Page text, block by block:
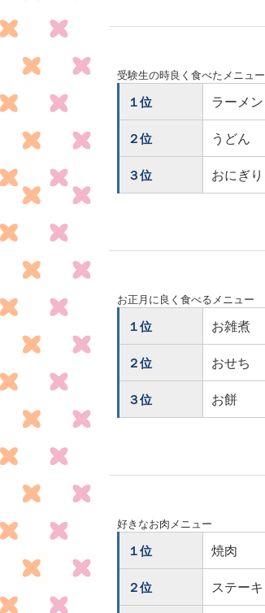
受験生の時良く食べたメニュー
１位 ラーメン
２位 うどん
３位 おにぎり
お正月に良く食べるメニュー
１位 お雑煮
２位 おせち
３位 お餅
好きなお肉メニュー
１位 焼肉
２位 ステーキ